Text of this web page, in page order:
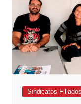
Sindicatos Filiados